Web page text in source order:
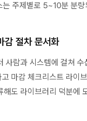
는 주제별로 5~10분 분
감 절차 문서화
사람과 시스템에 걸쳐
마감 체크리스트 라이
해도 라이브러리 덕분에